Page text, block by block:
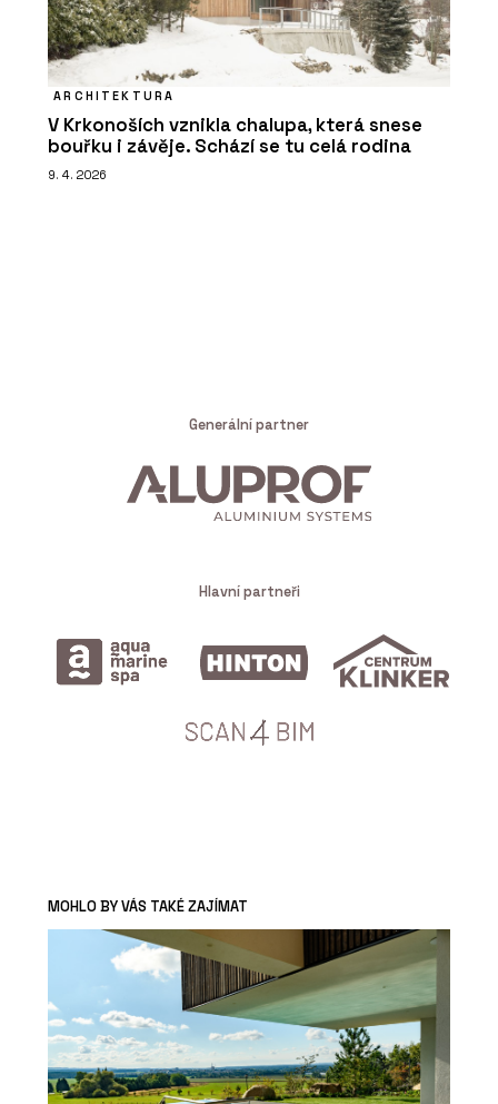
ARCHITEKTURA
V Krkonoších vznikla chalupa, která snese
bouřku i závěje. Schází se tu celá rodina
9. 4. 2026
Generální partner
Hlavní partneři
MOHLO BY VÁS TAKÉ ZAJÍMAT